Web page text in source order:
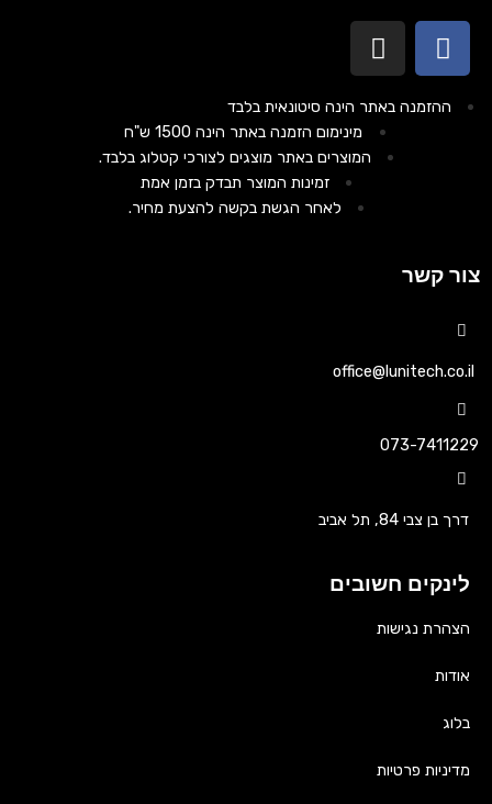
לינקים חשובים
הצהרת נגישות
אודות
בלוג
מדיניות פרטיות
צור קשר
office@lunitech.co.il
073-7411229
דרך בן צבי 84, תל אביב
ההזמנה באתר הינה סיטונאית בלבד
מינימום הזמנה באתר הינה 1500 ש"ח
המוצרים באתר מוצגים לצורכי קטלוג בלבד.
זמינות המוצר תבדק בזמן אמת
לאחר הגשת בקשה להצעת מחיר.